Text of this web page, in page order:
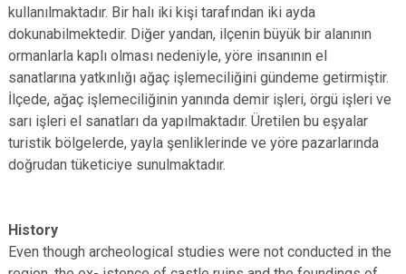
kullanılmaktadır. Bir halı iki kişi tarafından iki ayda
dokunabilmektedir. Diğer yandan, ilçenin büyük bir alanının
ormanlarla kaplı olması nedeniyle, yöre insanının el
sanatlarına yatkınlığı ağaç işlemeciliğini gündeme getirmiştir.
İlçede, ağaç işlemeciliğinin yanında demir işleri, örgü işleri ve
sarı işleri el sanatları da yapılmaktadır. Üretilen bu eşyalar
turistik bölgelerde, yayla şenliklerinde ve yöre pazarlarında
doğrudan tüketiciye sunulmaktadır.
History
Even though archeological studies were not conducted in the